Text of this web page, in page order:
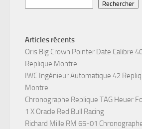
Rechercher
Articles récents
Oris Big Crown Pointer Date Calibre
Replique Montre
IWC Ingénieur Automatique 42
Montre
Chronographe Replique TAG Heuer
1 X Oracle Red Bull Racing
Richard Mille RM 65-01